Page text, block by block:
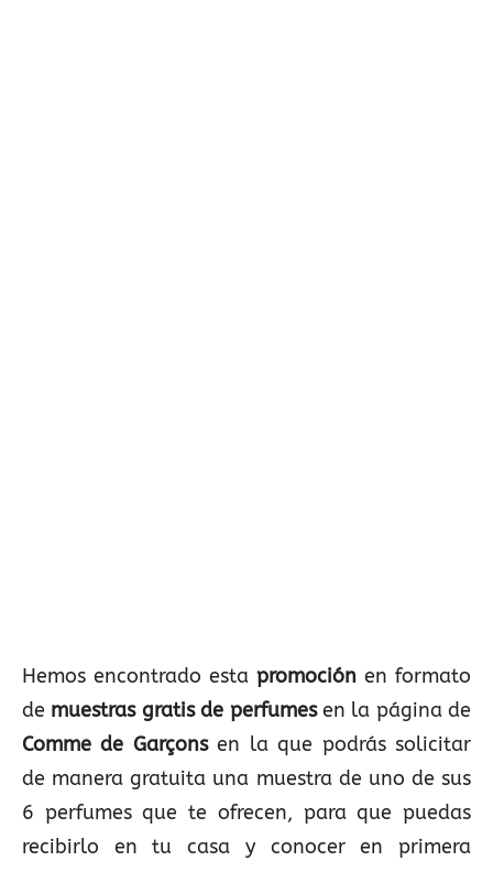
Hemos encontrado esta promoción en formato
de muestras gratis de perfumesen la página de
Comme de Garçonsen la que podrás solicitar
de manera gratuita una muestra de uno de sus
6 perfumes que te ofrecen, para que puedas
recibirlo en tu casa y conocer en primera